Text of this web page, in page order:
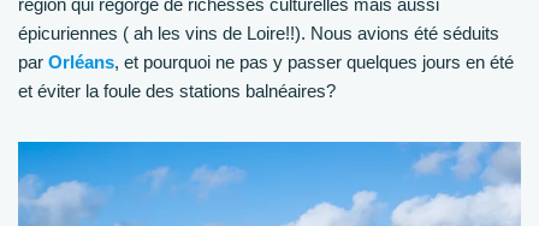
épicuriennes ( ah les vins de Loire!!). Nous avions été séduits
par Orléans, et pourquoi ne pas y passer quelques jours en été
et éviter la foule des stations balnéaires?